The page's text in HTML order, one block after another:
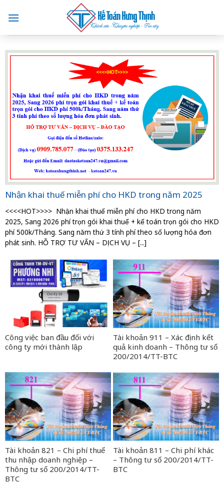
content
Nhận khai thuế miễn phí cho HKD trong năm 2025
<<<<HOT>>>> Nhận khai thuế miễn phí cho HKD trong năm
2025, Sang 2026 phí trọn gói khai thuế + kế toán trọn gói cho HKD
phí 500k/Tháng. Sang năm thứ 3 tính phí theo số lượng hóa đơn
phát sinh. HỖ TRỢ TƯ VẤN – DỊCH VỤ – [...]
Công việc ban đầu đối với
công ty mới thành lập
Tài khoản 911 – Xác định kết
quả kinh doanh – Thông tư số
200/2014/TT-BTC
Tài khoản 821 – Chi phí thuế
thu nhập doanh nghiệp –
Thông tư số 200/2014/TT-
BTC
Tài khoản 811 – Chi phí khác
– Thông tư số 200/2014/TT-
BTC